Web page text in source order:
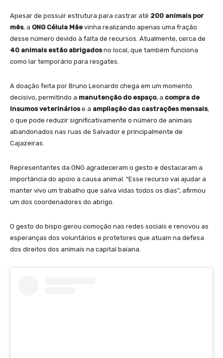
Apesar de possuir estrutura para castrar até 200 animais por
mês, a ONG Célula Mãe vinha realizando apenas uma fração
desse número devido à falta de recursos. Atualmente, cerca de
40 animais estão abrigadosno local, que também funciona
como lar temporário para resgates.
A doação feita por Bruno Leonardo chega em um momento
decisivo, permitindo a manutenção do espaço, a compra de
insumos veterináriose a ampliação das castrações mensais,
o que pode reduzir significativamente o número de animais
abandonados nas ruas de Salvador e principalmente de
Cajazeiras.
Representantes da ONG agradeceram o gesto e destacaram a
importância do apoio à causa animal. “Esse recurso vai ajudar a
manter vivo um trabalho que salva vidas todos os dias”, afirmou
um dos coordenadores do abrigo.
O gesto do bispo gerou comoção nas redes sociais e renovou as
esperanças dos voluntários e protetores que atuam na defesa
dos direitos dos animais na capital baiana.